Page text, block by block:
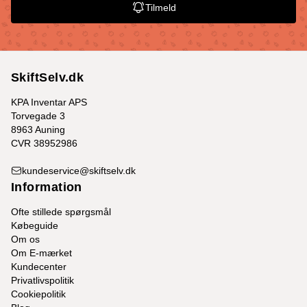
Tilmeld
SkiftSelv.dk
KPA Inventar APS
Torvegade 3
8963 Auning
CVR 38952986
kundeservice@skiftselv.dk
Information
Ofte stillede spørgsmål
Købeguide
Om os
Om E-mærket
Kundecenter
Privatlivspolitik
Cookiepolitik